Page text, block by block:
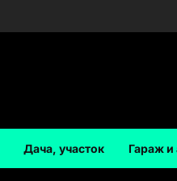
Дача, участок Гараж и